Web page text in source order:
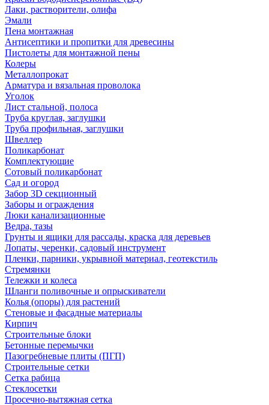
Лаки, растворители, олифа
Эмали
Пена монтажная
Антисептики и пропитки для древесины
Пистолеты для монтажной пены
Колеры
Металлопрокат
Арматура и вязальная проволока
Уголок
Лист стальной, полоса
Труба круглая, заглушки
Труба профильная, заглушки
Швеллер
Поликарбонат
Комплектующие
Сотовый поликарбонат
Сад и огород
Забор 3D секционный
Заборы и ограждения
Люки канализационные
Ведра, тазы
Грунты и ящики для рассады, краска для деревьев
Лопаты, черенки, садовый инструмент
Пленки, парники, укрывной материал, геотекстиль
Стремянки
Тележки и колеса
Шланги поливочные и опрыскиватели
Колья (опоры) для растений
Стеновые и фасадные материалы
Кирпич
Строительные блоки
Бетонные перемычки
Пазогребневые плиты (ПГП)
Строительные сетки
Сетка рабица
Стеклосетки
Просечно-вытяжная сетка